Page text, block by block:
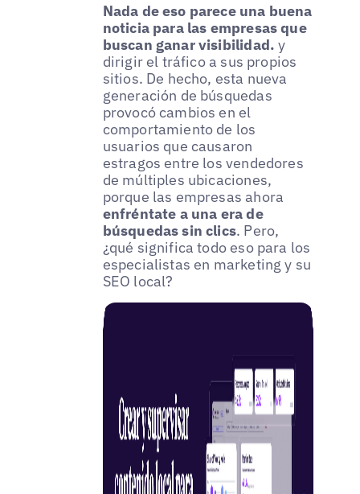
Nada de eso parece una buena
noticia para las empresas que
buscan ganar visibilidad. y
dirigir el tráfico a sus propios
sitios. De hecho, esta nueva
generación de búsquedas
provocó cambios en el
comportamiento de los
usuarios que causaron
estragos entre los vendedores
de múltiples ubicaciones,
porque las empresas ahora
enfréntate a una era de
búsquedas sin clics. Pero,
¿qué significa todo eso para los
especialistas en marketing y su
SEO local?